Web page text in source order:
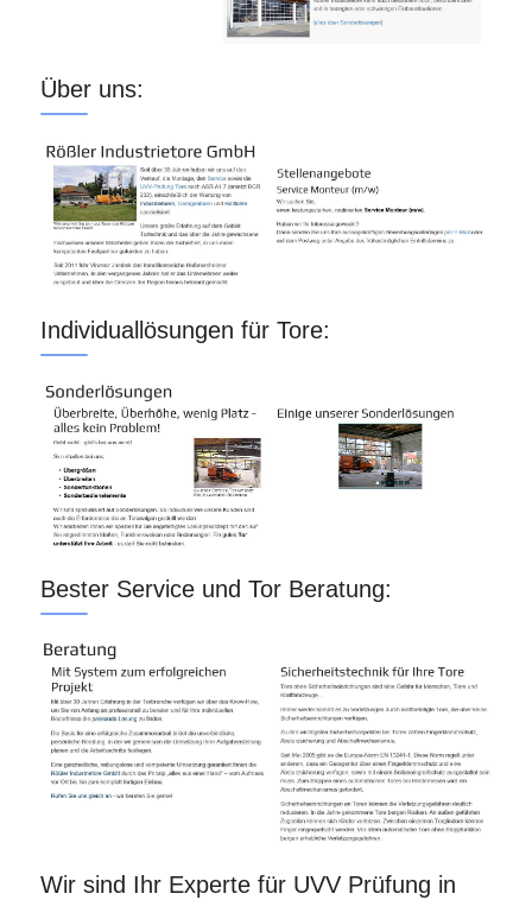
Über uns:
Individuallösungen für Tore:
Bester Service und Tor Beratung:
Wir sind Ihr Experte für UVV Prüfung in